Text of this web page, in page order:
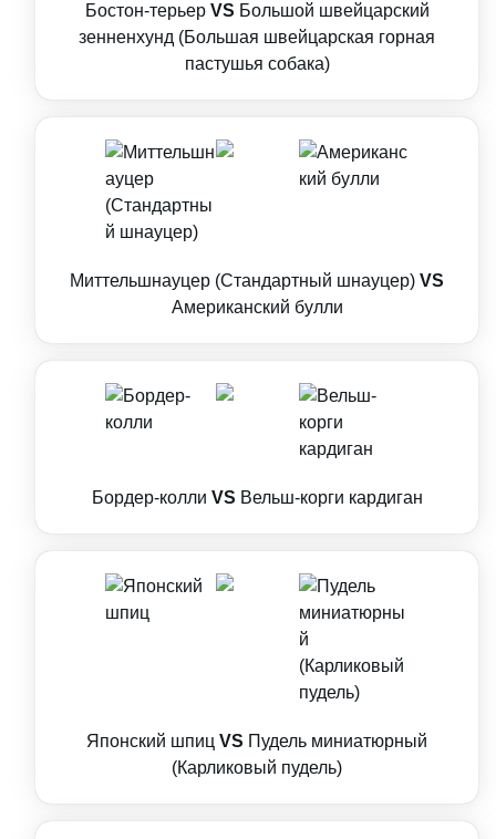
Бостон-терьер VS Большой швейцарский
зенненхунд (Большая швейцарская горная
пастушья собака)
Миттельшнауцер (Стандартный шнауцер) VS
Американский булли
Бордер-колли VS Вельш-корги кардиган
Японский шпиц VS Пудель миниатюрный
(Карликовый пудель)